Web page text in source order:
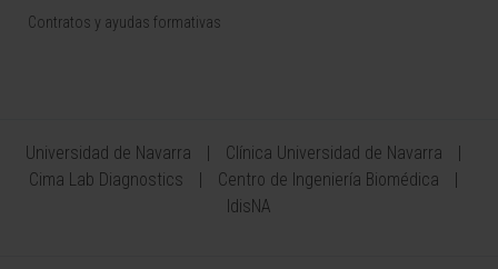
Contratos y ayudas formativas
Universidad de Navarra
Clínica Universidad de Navarra
Cima Lab Diagnostics
Centro de Ingeniería Biomédica
IdisNA